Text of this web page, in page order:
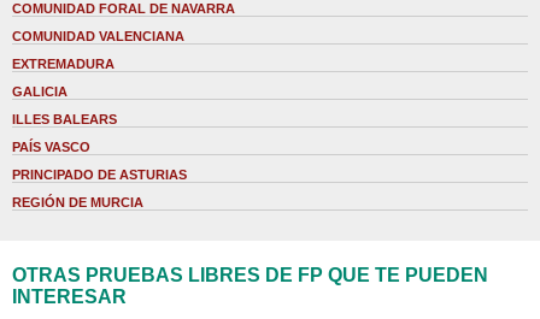
COMUNIDAD FORAL DE NAVARRA
COMUNIDAD VALENCIANA
EXTREMADURA
GALICIA
ILLES BALEARS
PAÍS VASCO
PRINCIPADO DE ASTURIAS
REGIÓN DE MURCIA
OTRAS PRUEBAS LIBRES DE FP QUE TE PUEDEN
INTERESAR